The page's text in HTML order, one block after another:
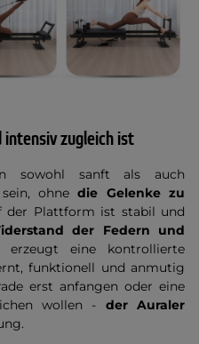
intensiv zugleich ist
sowohl sanft als auch
sein, ohnedie Gelenke zu
der Plattform ist stabil und
der Federn und
erzeugt eine kontrollierte
funktionell und anmutig
erst anfangen oder eine
wollen - der Auraler